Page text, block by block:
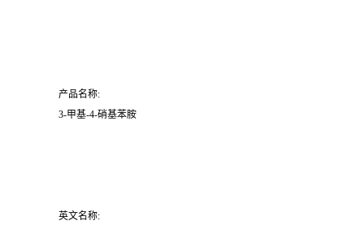
产品名称:
3-甲基-4-硝基苯胺
英文名称: